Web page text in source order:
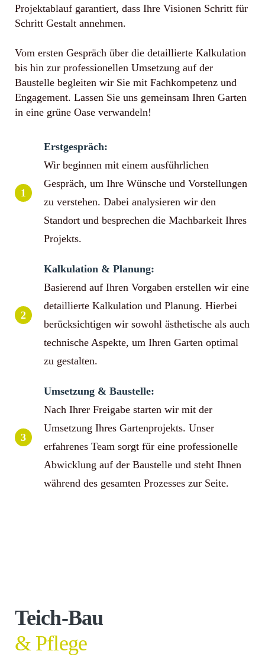
Projektablauf garantiert, dass Ihre Visionen Schritt für
Schritt Gestalt annehmen.
Vom ersten Gespräch über die detaillierte Kalkulation
bis hin zur professionellen Umsetzung auf der
Baustelle begleiten wir Sie mit Fachkompetenz und
Engagement. Lassen Sie uns gemeinsam Ihren Garten
in eine grüne Oase verwandeln!
1
Erstgespräch:
Wir beginnen mit einem ausführlichen
Gespräch, um Ihre Wünsche und Vorstellungen
zu verstehen. Dabei analysieren wir den
Standort und besprechen die Machbarkeit Ihres
Projekts.
2
Kalkulation & Planung:
Basierend auf Ihren Vorgaben erstellen wir eine
detaillierte Kalkulation und Planung. Hierbei
berücksichtigen wir sowohl ästhetische als auch
technische Aspekte, um Ihren Garten optimal
zu gestalten.
3
Umsetzung & Baustelle:
Nach Ihrer Freigabe starten wir mit der
Umsetzung Ihres Gartenprojekts. Unser
erfahrenes Team sorgt für eine professionelle
Abwicklung auf der Baustelle und steht Ihnen
während des gesamten Prozesses zur Seite.
Teich-Bau
& Pflege